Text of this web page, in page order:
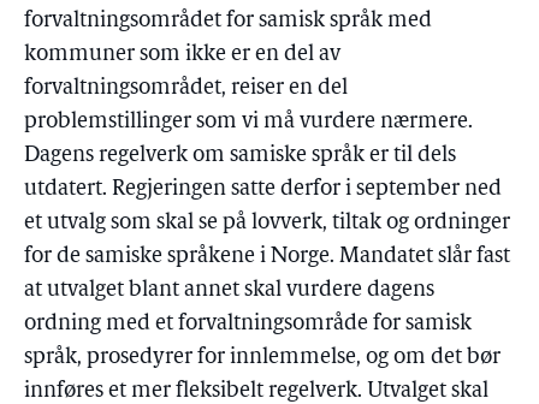
forvaltningsområdet for samisk språk med
kommuner som ikke er en del av
forvaltningsområdet, reiser en del
problemstillinger som vi må vurdere nærmere.
Dagens regelverk om samiske språk er til dels
utdatert. Regjeringen satte derfor i september ned
et utvalg som skal se på lovverk, tiltak og ordninger
for de samiske språkene i Norge. Mandatet slår fast
at utvalget blant annet skal vurdere dagens
ordning med et forvaltningsområde for samisk
språk, prosedyrer for innlemmelse, og om det bør
innføres et mer fleksibelt regelverk. Utvalget skal